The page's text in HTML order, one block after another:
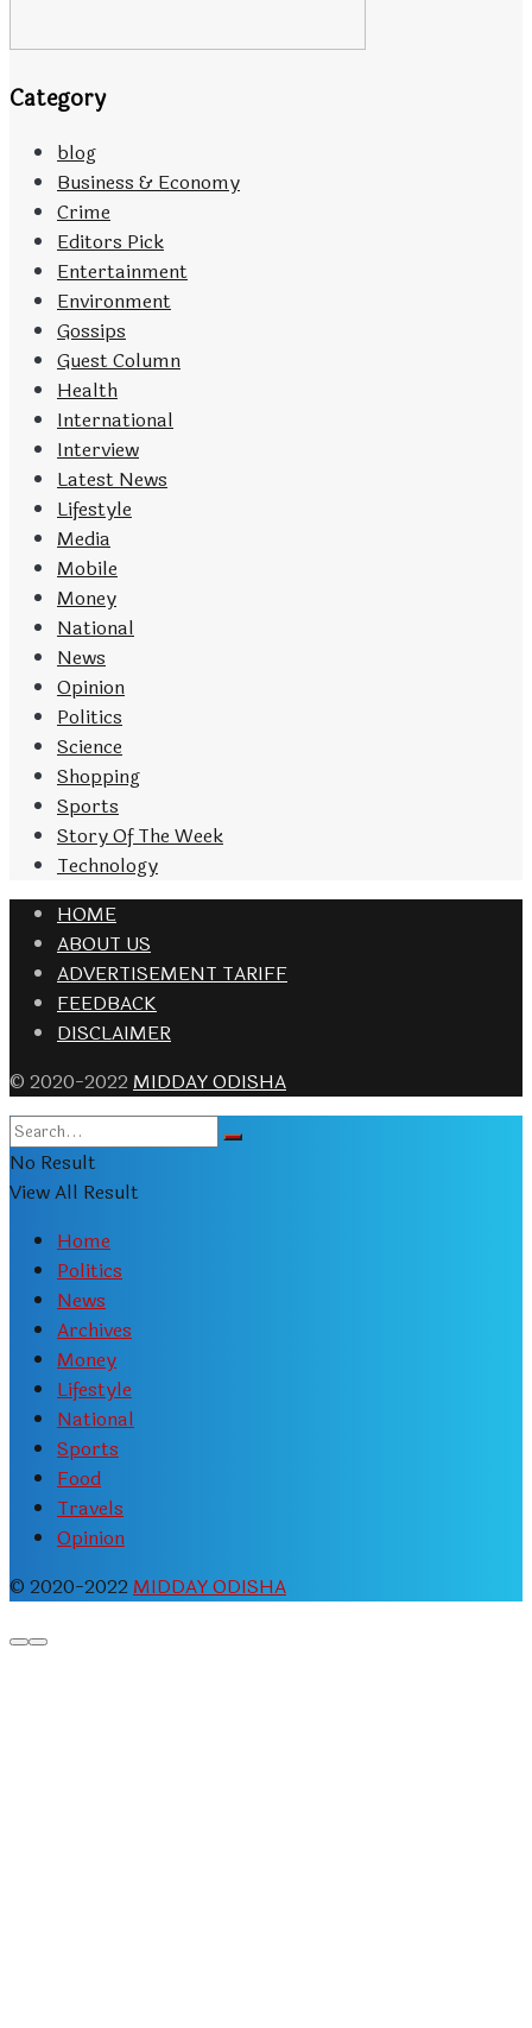
Category
blog
Business & Economy
Crime
Editors Pick
Entertainment
Environment
Gossips
Guest Column
Health
International
Interview
Latest News
Lifestyle
Media
Mobile
Money
National
News
Opinion
Politics
Science
Shopping
Sports
Story Of The Week
Technology
HOME
ABOUT US
ADVERTISEMENT TARIFF
FEEDBACK
DISCLAIMER
© 2020-2022 MIDDAY ODISHA
No Result
View All Result
Home
Politics
News
Archives
Money
Lifestyle
National
Sports
Food
Travels
Opinion
© 2020-2022 MIDDAY ODISHA